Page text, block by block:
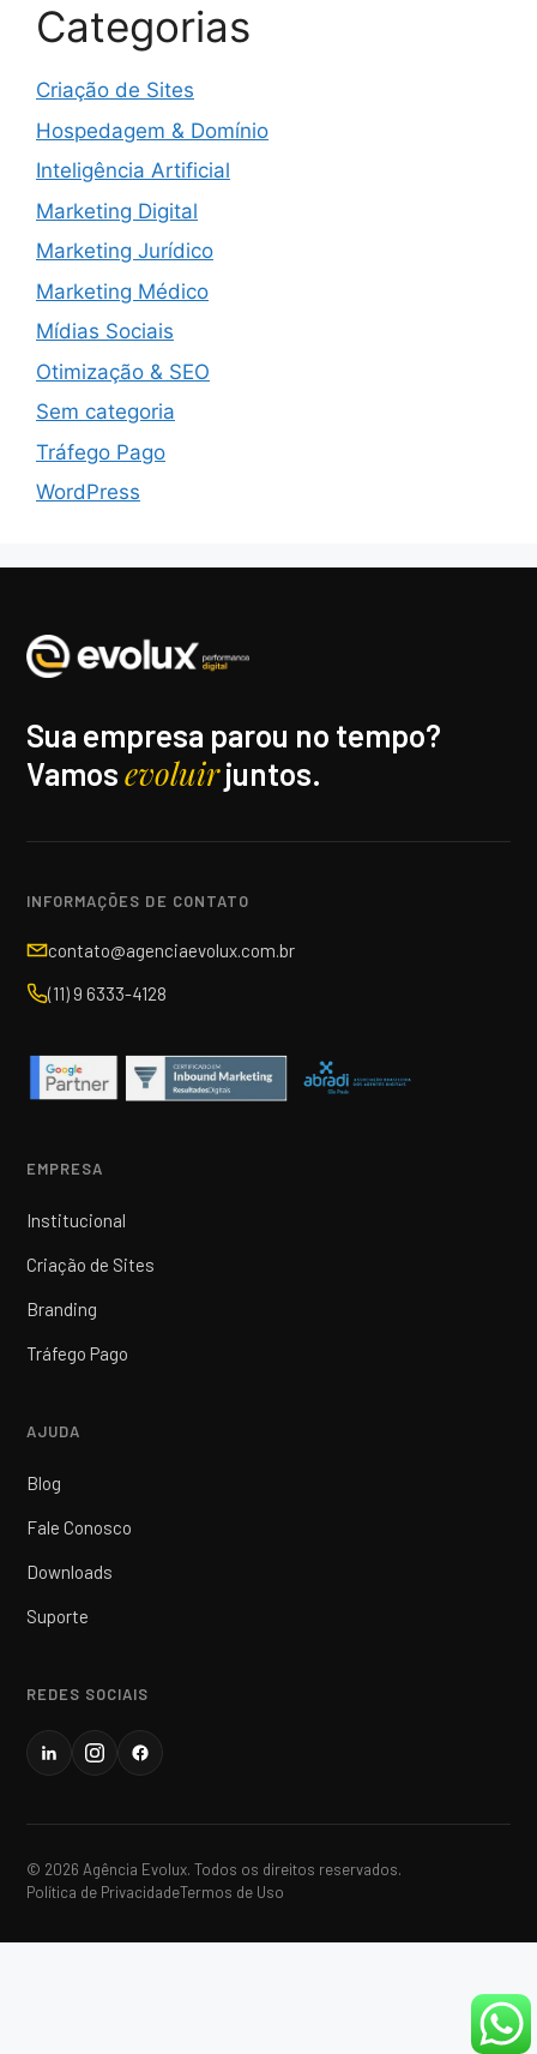
Categorias
Criação de Sites
Hospedagem & Domínio
Inteligência Artificial
Marketing Digital
Marketing Jurídico
Marketing Médico
Mídias Sociais
Otimização & SEO
Sem categoria
Tráfego Pago
WordPress
Sua empresa parou no tempo?
Vamosevoluirjuntos.
INFORMAÇÕES DE CONTATO
contato@agenciaevolux.com.br
(11) 9 6333-4128
EMPRESA
Institucional
Criação de Sites
Branding
Tráfego Pago
AJUDA
Blog
Fale Conosco
Downloads
Suporte
REDES SOCIAIS
© 2026 Agência Evolux. Todos os direitos reservados.
Política de PrivacidadeTermos de Uso